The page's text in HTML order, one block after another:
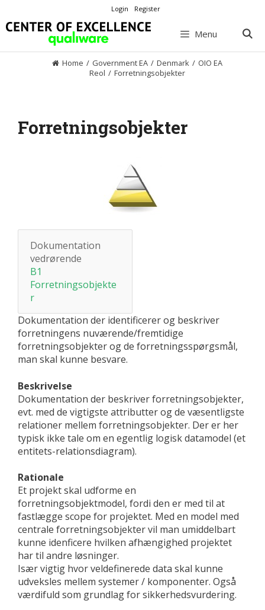
to
content
Login Register
Menu
Home / Government EA / Denmark / OIO EA
Reol / Forretningsobjekter
Forretningsobjekter
Dokumentation
vedrørende
B1
Forretningsobjekte
r
Dokumentation der identificerer og beskriver
forretningens nuværende/fremtidige
forretningsobjekter og de forretningsspørgsmål,
man skal kunne besvare.
Beskrivelse
Dokumentation der beskriver forretningsobjekter,
evt. med de vigtigste attributter og de væsentligste
relationer mellem forretningsobjekter. Der er her
typisk ikke tale om en egentlig logisk datamodel (et
entitets-relationsdiagram).
Rationale
Et projekt skal udforme en
forretningsobjektmodel, fordi den er med til at
fastlægge scope for projektet. Med en model med
centrale forretningsobjekter vil man umiddelbart
kunne idenficere hvilken afhængighed projektet
har til andre løsninger.
Især vigtig hvor veldefinerede data skal kunne
udveksles mellem systemer / komponenter. Også
værdifuld som grundlag for sikkerhedsvurdering.